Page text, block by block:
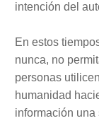
intención del
En estos
nunca, no
personas
humanidad
información